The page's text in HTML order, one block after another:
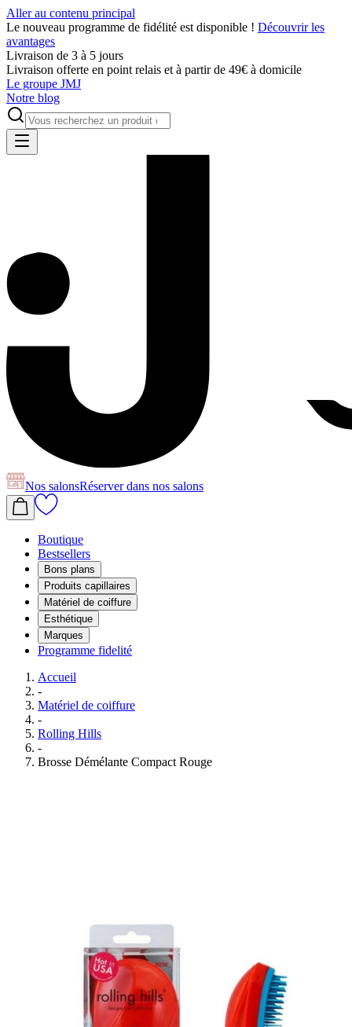
Aller au contenu principal
Le nouveau programme de fidélité est disponible ! Découvrir les
avantages
Livraison de 3 à 5 jours
Livraison offerte en point relais et à partir de 49€ à domicile
Le groupe JMJ
Notre blog
Nos salonsRéserverdans nos salons
Boutique
Bestsellers
Bons plans
Produits capillaires
Matériel de coiffure
Esthétique
Marques
Programme fidelité
Accueil
-
Matériel de coiffure
-
Rolling Hills
-
Brosse Démélante Compact Rouge